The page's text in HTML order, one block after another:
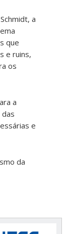
a
que
e ruins,
os
a
e
da